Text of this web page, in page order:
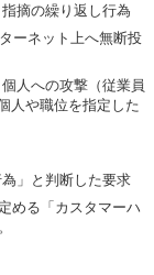
摘の繰り返し行為
ーネット上へ無断投
人への攻撃（従業員
人や職位を指定した
」と判断した要求
める「カスタマーハ